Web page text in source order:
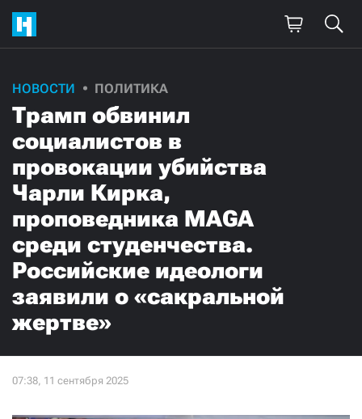
НОВОСТИ ПОЛИТИКА
Трамп обвинил
социалистов в
провокации убийства
Чарли Кирка,
проповедника MAGA
среди студенчества.
Российские идеологи
заявили о «сакральной
жертве»